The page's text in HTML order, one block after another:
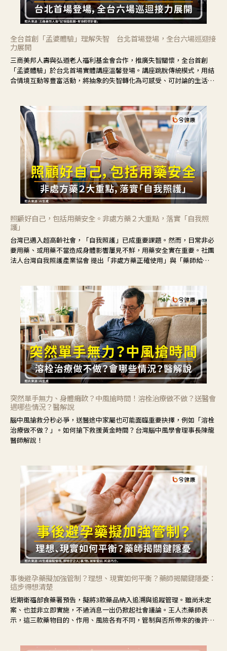
全台首創「孟婆體驗」理解失智 台北首場登場，全台六場巡迴接
力展開
三商美邦人壽與弘道老人福利基金會合作，推廣失智關懷，全台首創
「孟婆體驗」於台北首場實體講座溫馨登場。講座跳脫傳統模式，用結
合情境互動等豐富活動，將抽象的失智轉化為可感受、可討論的生活情
照顧好自己，包括用藥安全。非處方藥２大重點，落實「自我照
護」
台灣已邁入超高齡社會，「自我照護」已成重要課題。然而，日常非必
要用藥、或用藥不當造成身體影響屢見不鮮，用藥安全實在重要。社團
法人台灣自我照護產業協會 提出「非處方藥正確使用」與「藥師給
突然單手無力、身體癱軟？中風搶時間！溶栓治療做不做？送醫會
遇哪些情況？醫解說
腦中風搶救分秒必爭，送醫途中家屬也可能面臨重要抉擇，例如「溶栓
治療做不做？」。如何搶下救援黃金時間？台灣腦中風學會理事長陳龍
醫師解說！
事後避孕藥擬加強管制？理想、現實如何平衡？藥師揭關鍵隱憂：
這步得想清楚
近期衛福部食藥署預告，擬將3款藥品納入追溯與追蹤管理。雖尚未定
案、也並非立即實施，不過消息一出仍掀起社會議論。王人杰藥師表
示，這三款藥物目的、作用、風險各有不同，管制與否所帶來的後許影